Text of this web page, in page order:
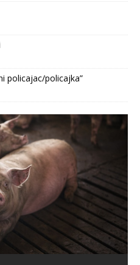
policajac/policajka”